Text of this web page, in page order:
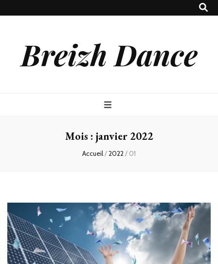
Breizh Dance
Mois : janvier 2022
Accueil/2022/ 01